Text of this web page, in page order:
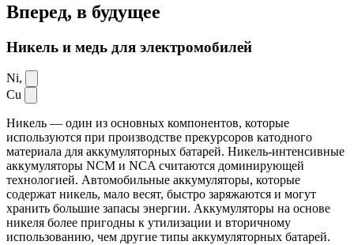
Вперед, в будущее
Никель и медь для электромобилей
Ni,
Cu
Никель — один из основных компонентов, которые
используются при производстве прекурсоров катодного
материала для аккумуляторных батарей. Никель-интенсивные
аккумуляторы NCM и NCA считаются доминирующей
технологией. Автомобильные аккумуляторы, которые
содержат никель, мало весят, быстро заряжаются и могут
хранить большие запасы энергии. Аккумуляторы на основе
никеля более пригодны к утилизации и вторичному
использованию, чем другие типы аккумуляторных батарей.